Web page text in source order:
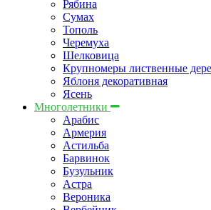
Рябина
Сумах
Тополь
Черемуха
Шелковица
Крупномеры лиственные
Яблоня декоративная
Ясень
Многолетники
Арабис
Армерия
Астильбa
Барвинок
Бузульник
Астра
Вероника